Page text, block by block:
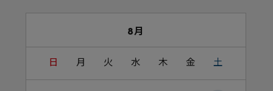
8月
日 月 火 水 木 金 土